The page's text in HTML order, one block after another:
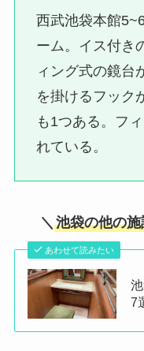
西武池袋本館
ーム。イス付き
ィング式の鏡台
を掛けるフック
も1つある。フ
れている。
＼ 池袋の他の
あわせて読みたい
7